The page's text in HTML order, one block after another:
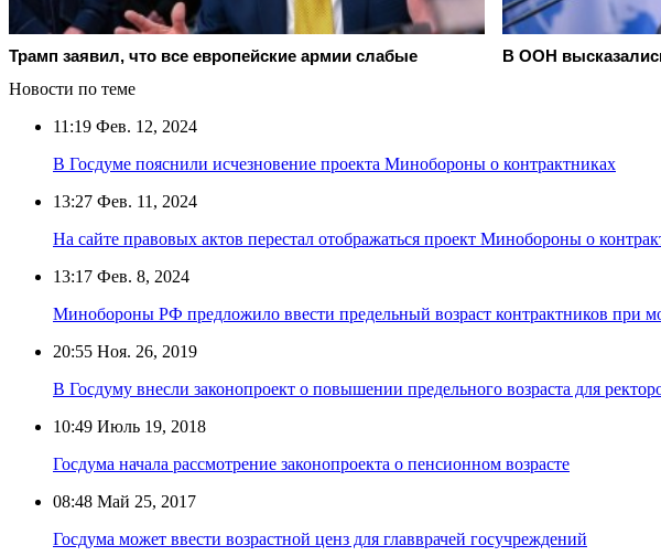
Трамп заявил, что все европейские армии слабые В ООН
Новости по теме
11:19 Фев. 12, 2024
В Госдуме пояснили исчезновение проекта Минобороны о контрактниках
13:27 Фев. 11, 2024
На сайте правовых актов перестал отображаться проект Минобороны о
13:17 Фев. 8, 2024
Минобороны РФ предложило ввести предельный возраст контрактников при
20:55 Ноя. 26, 2019
В Госдуму внесли законопроект о повышении предельного возраста для
10:49 Июль 19, 2018
Госдума начала рассмотрение законопроекта о пенсионном возрасте
08:48 Май 25, 2017
Госдума может ввести возрастной ценз для главврачей госучреждений